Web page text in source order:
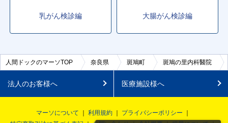
乳がん検診編 大腸がん検診編
人間ドックのマーソTOP 奈良県 斑鳩町 斑鳩の里内科醫院
法人のお客様へ 医療施設様へ
マーソについて 利用規約
プライバシーポリシー